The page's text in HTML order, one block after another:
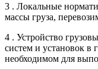
3 . Локальные
массы груза,
4 . Устройство
систем и установок в
необходимом для